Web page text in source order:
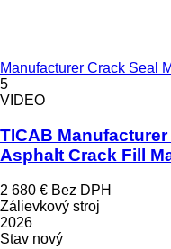
Manufacturer Crack Seal
5
VIDEO
TICAB
Asphalt Crack Fill
2 680 € Bez DPH
Zálievkový stroj
2026
Stav nový